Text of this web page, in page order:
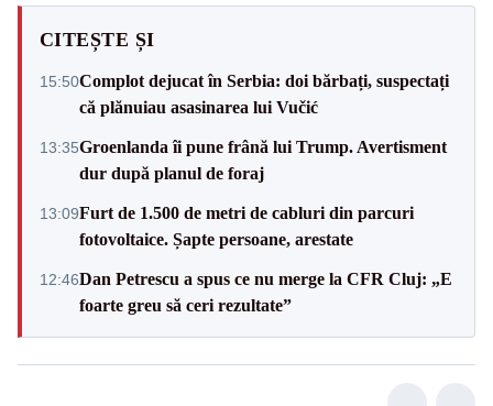
CITEȘTE ȘI
15:50Complot dejucat în Serbia: doi bărbați, suspectați
că plănuiau asasinarea lui Vučić
13:35Groenlanda îi pune frână lui Trump. Avertisment
dur după planul de foraj
13:09Furt de 1.500 de metri de cabluri din parcuri
fotovoltaice. Șapte persoane, arestate
12:46Dan Petrescu a spus ce nu merge la CFR Cluj: „E
foarte greu să ceri rezultate”